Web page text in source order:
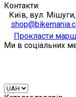
Контакти:
Київ, вул.
Прокласти
Ми в соціальних